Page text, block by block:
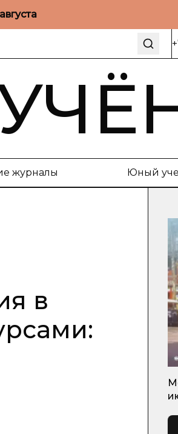
журналы Юный
в